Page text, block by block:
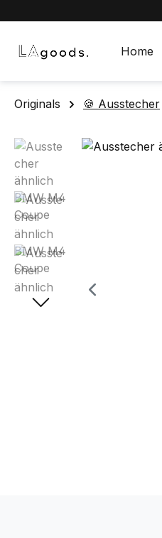
Home
Originals 🍪 Ausstecher
Bildergalerie überspringen